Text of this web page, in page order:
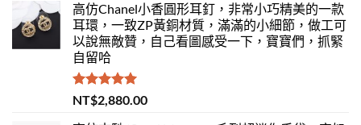
高仿Chanel小香圓形耳釘，非常小巧精美的一款
耳環，一致ZP黃銅材質，滿滿的小細節，做工可
以說無敵贊，自己看圖感受一下，寶寶們，抓緊
自留哈
評分 5.00
滿分 5
NT$2,880.00